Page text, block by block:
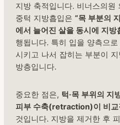
지방 축적입니다. 비너스의원
중턱 지방흡입은 “목 부분의
에서 늘어진 살을 동시에 지방
행됩니다. 특히 입을 양측으
시키고 나서 잡히는 부분이
방층입니다.
중요한 점은, 턱·목 부위의 지
피부 수축(retraction)이 비교
것입니다. 지방을 제거한 후